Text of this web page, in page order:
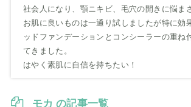
社会人になり、顎ニキビ、毛穴の開きに悩ま
お肌に良いものは一通り試しましたが特に効
ッドファンデーションとコンシーラーの重ね
てきました。
はやく素肌に自信を持ちたい！
モカ の記事一覧